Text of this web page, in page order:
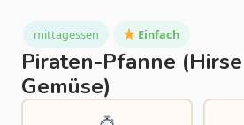
mittagessen Einfach
Piraten-Pfanne
Gemüse)